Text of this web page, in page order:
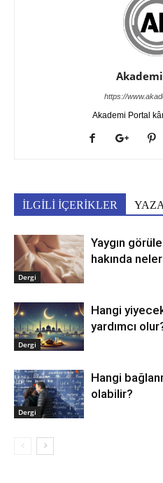
https://
Akademi Portal
İLGİLİ İÇERİKLER
Dergi
Yaygın
hakında
Dergi
Hangi
yardımcı
Dergi
Hangi
olabilir?